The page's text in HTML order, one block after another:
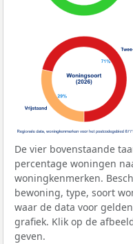
De vier bovenstaande
percentage woningen
woningkenmerken.
bewoning, type, soort
waar de data voor
grafiek. Klik op de
geven.